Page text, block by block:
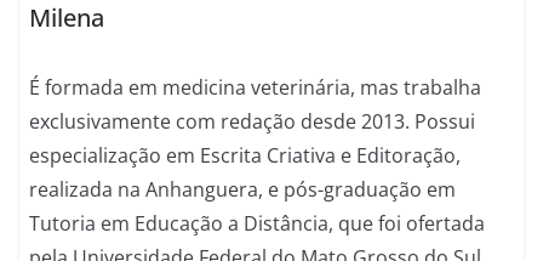
Milena
É formada em medicina veterinária, mas trabalha
exclusivamente com redação desde 2013. Possui
especialização em Escrita Criativa e Editoração,
realizada na Anhanguera, e pós-graduação em
Tutoria em Educação a Distância, que foi ofertada